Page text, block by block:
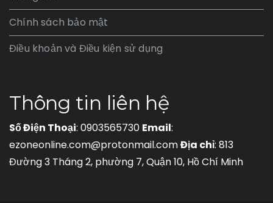
Chính sách bảo mật
Điều khoản và Điều kiện sử dụng
Thông tin liên hệ
Số Điện Thoại: 0903565730 Email:
ezoneonline.com@protonmail.comĐịa chỉ: 813
Đường 3 Tháng 2, phường 7, Quận 10, Hồ Chí Minh